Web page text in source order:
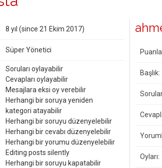
8 yıl (since 21 Ekim 2017)
Süper Yönetici
Soruları oylayabilir
Cevapları oylayabilir
Mesajlara eksi oy verebilir
Herhangi bir soruya yeniden
kategori atayabilir
Herhangi bir soruyu düzenyelebilir
Herhangi bir cevabı düzenyelebilir
Herhangi bir yorumu düzenyelebilir
Editing posts silently
Herhangi bir soruyu kapatabilir
Başlık:
Oyları: